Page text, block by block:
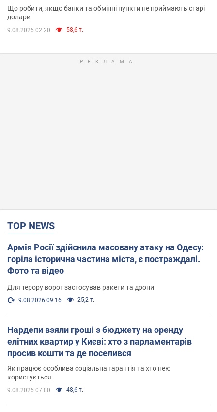
Що робити, якщо банки та обмінні пункти не приймають старі
долари
9.08.2026 02:20 58,6 т.
TOP NEWS
Армія Росії здійснила масовану атаку на Одесу:
горіла історична частина міста, є постраждалі.
Фото та відео
Для терору ворог застосував ракети та дрони
9.08.2026 09:16 25,2 т.
Нардепи взяли гроші з бюджету на оренду
елітних квартир у Києві: хто з парламентарів
просив кошти та де поселився
Як працює особлива соціальна гарантія та хто нею
користується
9.08.2026 07:00 48,6 т.